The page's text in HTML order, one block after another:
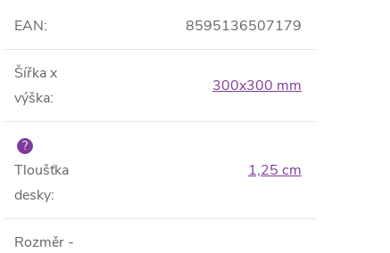
EAN: 8595136507179
Šířka x
výška:
300x300 mm
?
Tloušťka
desky:
1,25 cm
Rozměr -